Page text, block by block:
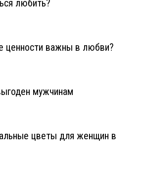
любить?
ценности важны в любви?
мужчинам
цветы для женщин в